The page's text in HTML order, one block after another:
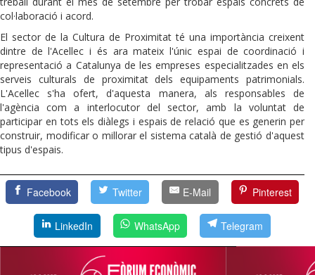
col·laboració i acord.
El sector de la Cultura de Proximitat té una importància creixent
dintre de l'Acellec i és ara mateix l'únic espai de coordinació i
representació a Catalunya de les empreses especialitzades en els
serveis culturals de proximitat dels equipaments patrimonials.
L'Acellec s'ha ofert, d'aquesta manera, als responsables de
l'agència com a interlocutor del sector, amb la voluntat de
participar en tots els diàlegs i espais de relació que es generin per
construir, modificar o millorar el sistema català de gestió d'aquest
tipus d'espais.
Facebook Twitter E-Mail Pinterest
LinkedIn WhatsApp Telegram